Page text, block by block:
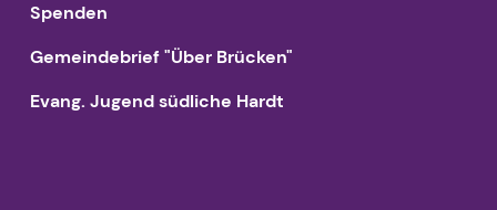
Spenden
Gemeindebrief "Über Brücken"
Evang. Jugend südliche Hardt